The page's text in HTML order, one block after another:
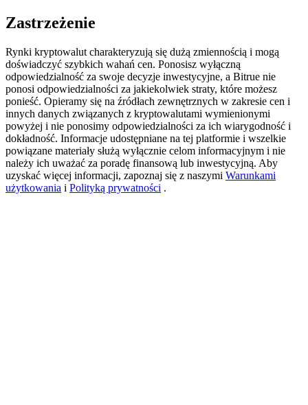
Precious Metals Trading Carnival
Trade Gold & Silver · 33,333 USDT Bonus
USDT New User Exclusive 10% APR
USDT Flexible Staking | Daily Rewards
Zastrzeżenie
Rynki kryptowalut charakteryzują się dużą zmiennością i mogą
doświadczyć szybkich wahań cen. Ponosisz wyłączną
odpowiedzialność za swoje decyzje inwestycyjne, a Bitrue nie
ponosi odpowiedzialności za jakiekolwiek straty, które możesz
ponieść. Opieramy się na źródłach zewnętrznych w zakresie cen i
innych danych związanych z kryptowalutami wymienionymi
powyżej i nie ponosimy odpowiedzialności za ich wiarygodność i
dokładność. Informacje udostępniane na tej platformie i wszelkie
powiązane materiały służą wyłącznie celom informacyjnym i nie
należy ich uważać za poradę finansową lub inwestycyjną. Aby
uzyskać więcej informacji, zapoznaj się z naszymi Warunkami
użytkowania i Polityką prywatności .